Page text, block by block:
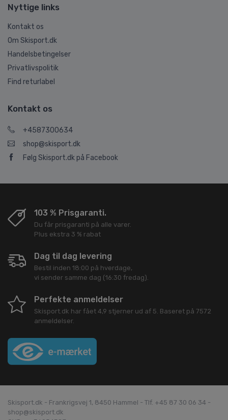
Nyttige links
Kontakt os
Om Skisport.dk
Handelsbetingelser
Privatlivspolitik
Find returlabel
Kontakt os
+4587300634
shop@skisport.dk
Følg Skisport.dk på Facebook
103 % Prisgaranti.
Du får prisgaranti på alle varer.
Plus ekstra 3 % rabat
Dag til dag levering
Bestil inden 18:00 på hverdage,
vi sender samme dag (16:30 fredag).
Perfekte anmeldelser
Skisport.dk har fået 4,9 stjerner ud af 5. Baseret på 7572
anmeldelser.
Skisport.dk - Frankrigsvej 1, 8450 Hammel - Tlf. +45 87 30 06 34 -
shop@skisport.dk